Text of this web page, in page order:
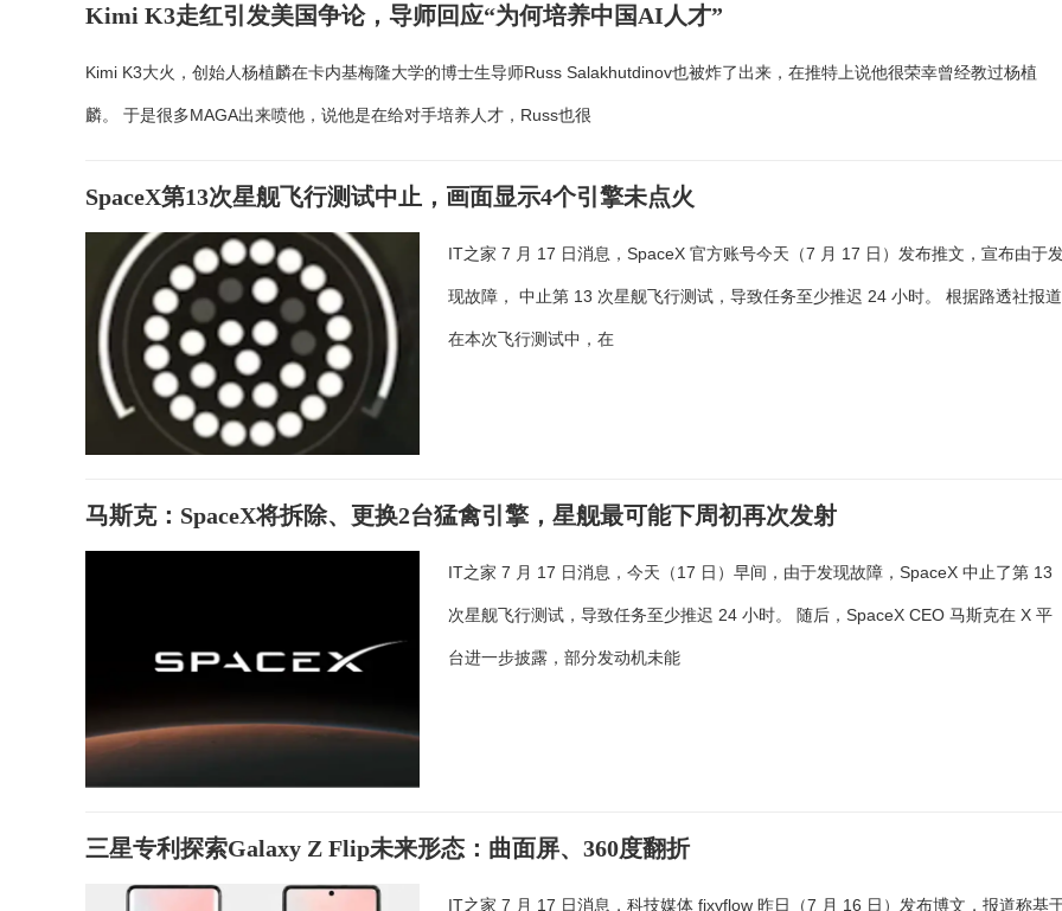
Kimi K3走红引发美国争论，导师回应“为何培养中国AI人才”
Kimi K3大火，创始人杨植麟在卡内基梅隆大学的博士生导师Russ Salakhutdinov也被炸了出来，在推特上说他很荣幸曾经教过杨植
麟。 于是很多MAGA出来喷他，说他是在给对手培养人才，Russ也很
SpaceX第13次星舰飞行测试中止，画面显示4个引擎未点火
IT之家 7 月 17 日消息，SpaceX 官方账号今天（7 月 17 日）发布推文，宣布由于
现故障， 中止第 13 次星舰飞行测试，导致任务至少推迟 24 小时。 根据路透社报道
在本次飞行测试中，在
马斯克：SpaceX将拆除、更换2台猛禽引擎，星舰最可能下周初再次发射
IT之家 7 月 17 日消息，今天（17 日）早间，由于发现故障，SpaceX 中止了第 13
次星舰飞行测试，导致任务至少推迟 24 小时。 随后，SpaceX CEO 马斯克在 X 平
台进一步披露，部分发动机未能
三星专利探索Galaxy Z Flip未来形态：曲面屏、360度翻折
IT之家 7 月 17 日消息，科技媒体 fixyflow 昨日（7 月 16 日）发布博文，报道称基